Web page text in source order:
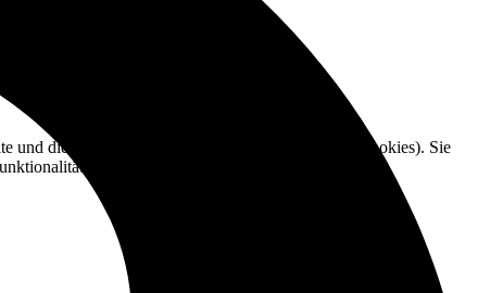
und die Nutzererfahrung zu verbessern (Tracking Cookies). Sie
der Seite zur Verfügung stehen.